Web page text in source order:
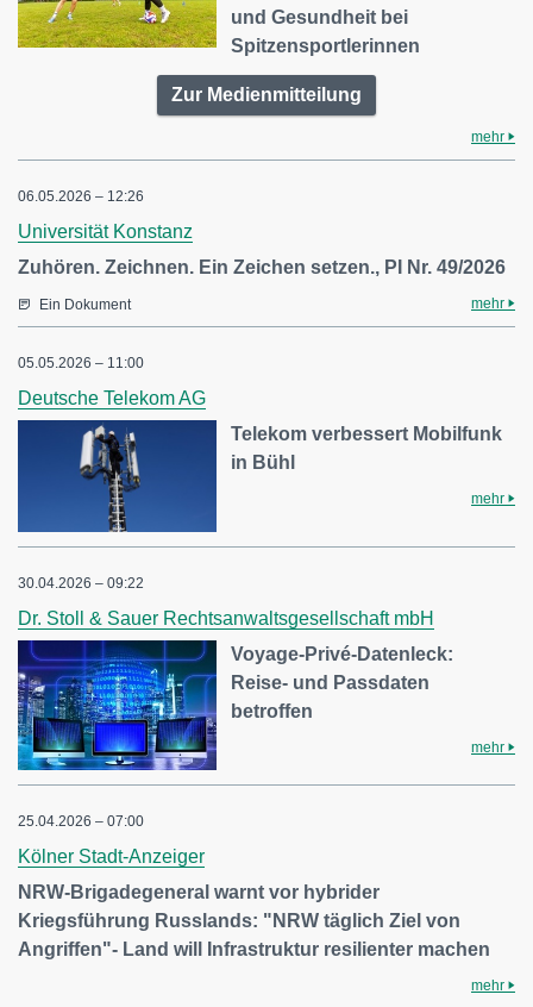
und Gesundheit bei
Spitzensportlerinnen
Zur Medienmitteilung
mehr
06.05.2026 – 12:26
Universität Konstanz
Zuhören. Zeichnen. Ein Zeichen setzen., PI Nr. 49/2026
Ein Dokument mehr
05.05.2026 – 11:00
Deutsche Telekom AG
Telekom verbessert Mobilfunk
in Bühl
mehr
30.04.2026 – 09:22
Dr. Stoll & Sauer Rechtsanwaltsgesellschaft mbH
Voyage-Privé-Datenleck:
Reise- und Passdaten
betroffen
mehr
25.04.2026 – 07:00
Kölner Stadt-Anzeiger
NRW-Brigadegeneral warnt vor hybrider
Kriegsführung Russlands: "NRW täglich Ziel von
Angriffen"- Land will Infrastruktur resilienter machen
mehr